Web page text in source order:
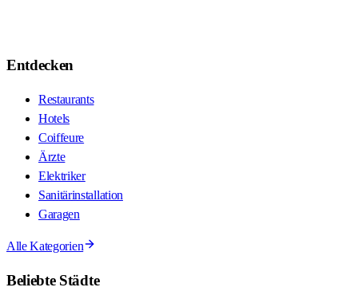
Entdecken
Restaurants
Hotels
Coiffeure
Ärzte
Elektriker
Sanitärinstallation
Garagen
Alle Kategorien
Beliebte Städte